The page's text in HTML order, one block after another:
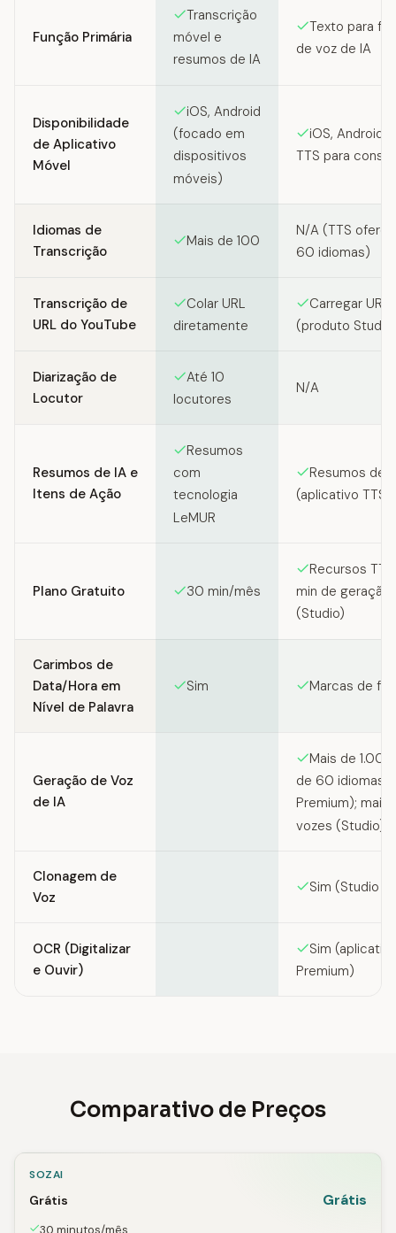
Função Primária
Transcrição
móvel e
resumos de IA
Texto para
de voz de IA
Disponibilidade
de Aplicativo
Móvel
iOS, Android
(focado em
dispositivos
móveis)
iOS, Android
TTS para
Idiomas de
Transcrição
Mais de 100
N/A (TTS
60 idiomas)
Transcrição de
URL do YouTube
Colar URL
diretamente
Carregar
(produto Studio)
Diarização de
Locutor
Até 10
locutores
N/A
Resumos de IA e
Itens de Ação
Resumos
com
tecnologia
LeMUR
Resumos de
(aplicativo TTS
Plano Gratuito 30 min/mês
Recursos
min de geração
(Studio)
Carimbos de
Data/Hora em
Nível de Palavra
Sim Marcas de
Geração de Voz
de IA
Mais de
de 60 idiomas
Premium);
vozes (Studio)
Clonagem de
Voz
Sim (Studio
OCR (Digitalizar
e Ouvir)
Sim
Premium)
Comparativo de Preços
SOZAI
Grátis Grátis
30 minutos/mês